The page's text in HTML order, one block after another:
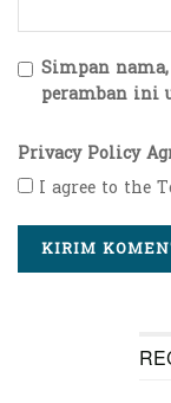
Simpan
peramban ini
Privacy Policy
I agree to the